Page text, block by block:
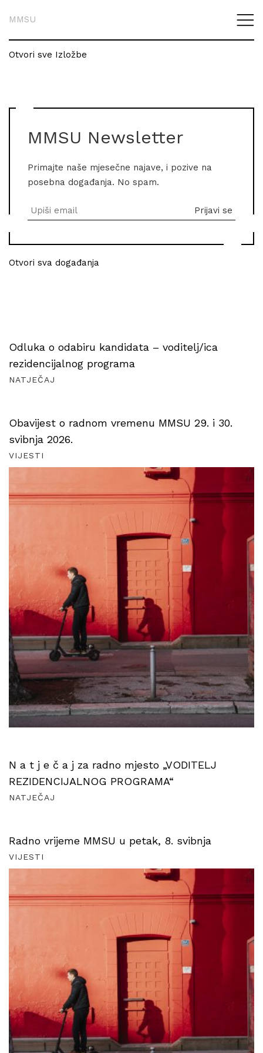
MMSU
Otvori sve Izložbe
MMSU Newsletter
Primajte naše mjesečne najave, i pozive na
posebna događanja. No spam.
Otvori sva događanja
Odluka o odabiru kandidata – voditelj/ica
rezidencijalnog programa
NATJEČAJ
Obavijest o radnom vremenu MMSU 29. i 30.
svibnja 2026.
VIJESTI
N a t j e č a j za radno mjesto „VODITELJ
REZIDENCIJALNOG PROGRAMA“
NATJEČAJ
Radno vrijeme MMSU u petak, 8. svibnja
VIJESTI